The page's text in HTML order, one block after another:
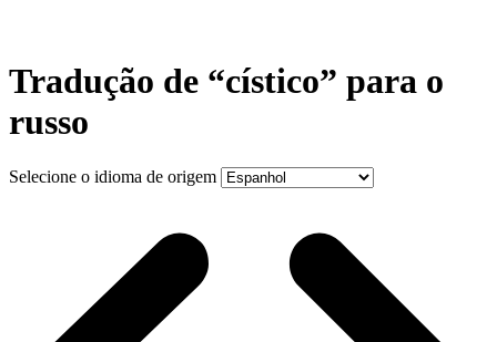
Tradução de “cístico” para o
russo
Selecione o idioma de origem